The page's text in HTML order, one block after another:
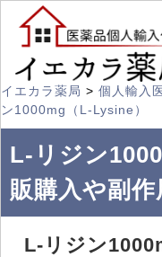
イエカラ薬局 > 個人輸入
ン1000mg（L-Lysine）
L-リジン
販購入や副
L-リジン